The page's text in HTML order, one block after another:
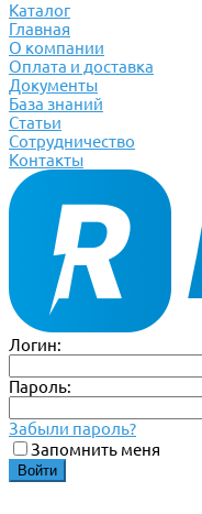
Каталог
Главная
О компании
Оплата и доставка
Документы
База знаний
Статьи
Сотрудничество
Контакты
Логин:
Пароль:
Забыли пароль?
Запомнить меня